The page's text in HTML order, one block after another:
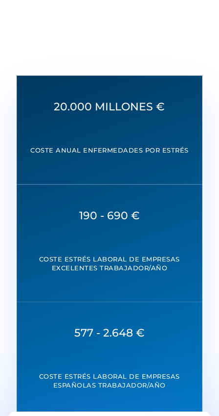
20.000 MILLONES €
COSTE ANUAL ENFERMEDADES POR ESTRÉS
190 - 690 €
COSTE ESTRÉS LABORAL DE EMPRESAS
EXCELENTES TRABAJADOR/AÑO
577 - 2.648 €
COSTE ESTRÉS LABORAL DE EMPRESAS
ESPAÑOLAS TRABAJADOR/AÑO